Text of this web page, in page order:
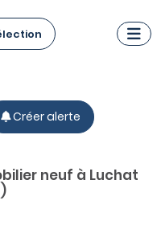
Créer alerte
neuf à Luchat